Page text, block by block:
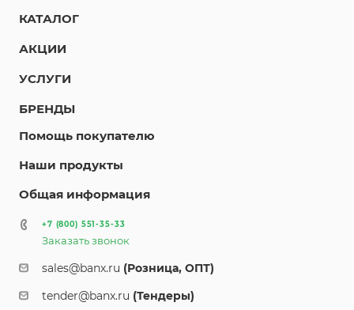
КАТАЛОГ
АКЦИИ
УСЛУГИ
БРЕНДЫ
Помощь покупателю
Наши продукты
Общая информация
+7 (800) 551-35-33
Заказать звонок
sales@banx.ru (Розница, ОПТ)
tender@banx.ru (Тендеры)